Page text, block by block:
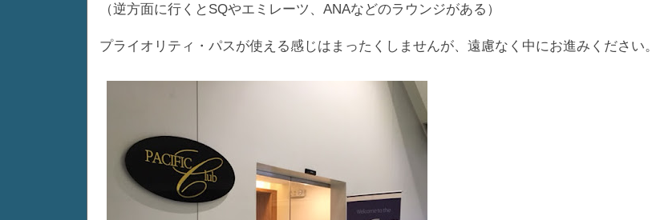
（逆方面に行くとSQやエミレーツ、ANAなどのラウンジがある）
プライオリティ・パスが使える感じはまったくしませんが、遠慮なく中にお進みください。